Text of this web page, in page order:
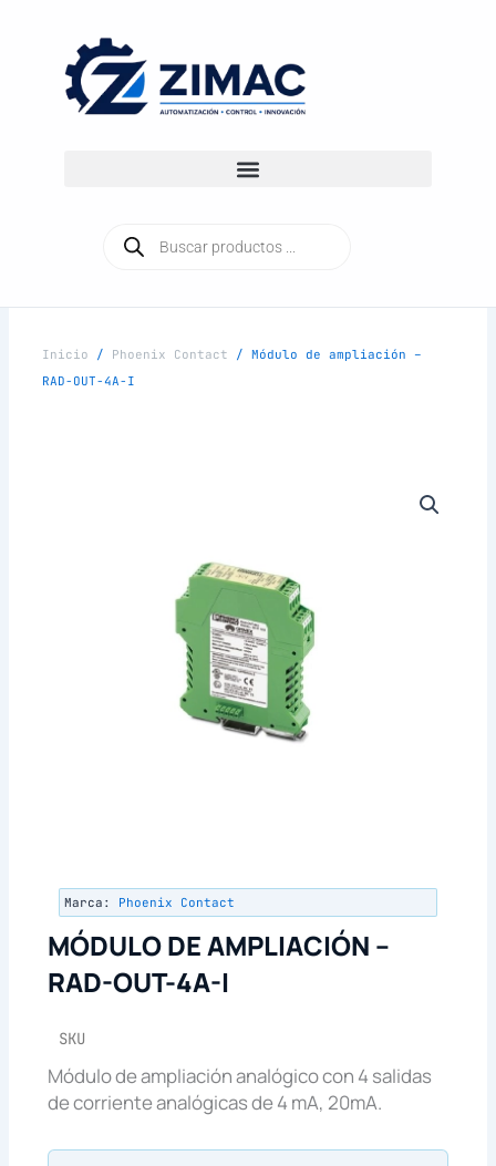
contenido
productos
Inicio / Phoenix Contact / Módulo de ampliación –
RAD-OUT-4A-I
Marca: Phoenix Contact
MÓDULO DE AMPLIACIÓN –
RAD-OUT-4A-I
SKU
Módulo de ampliación analógico con 4 salidas
de corriente analógicas de 4 mA, 20mA.